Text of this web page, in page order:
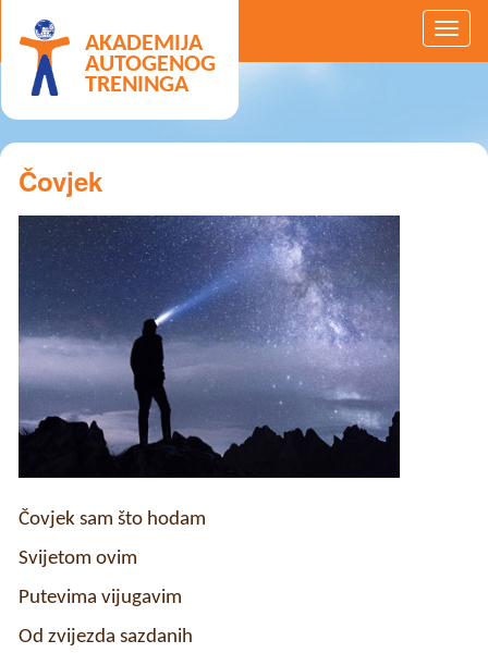
AKADEMIJA
AUTOGENOG
TRENINGA
Čovjek
Čovjek sam što hodam
Svijetom ovim
Putevima vijugavim
Od zvijezda sazdanih